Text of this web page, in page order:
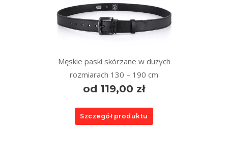
Męskie paski skórzane w dużych
rozmiarach 130 – 190 cm
od 119,00 zł
Szczegół produktu